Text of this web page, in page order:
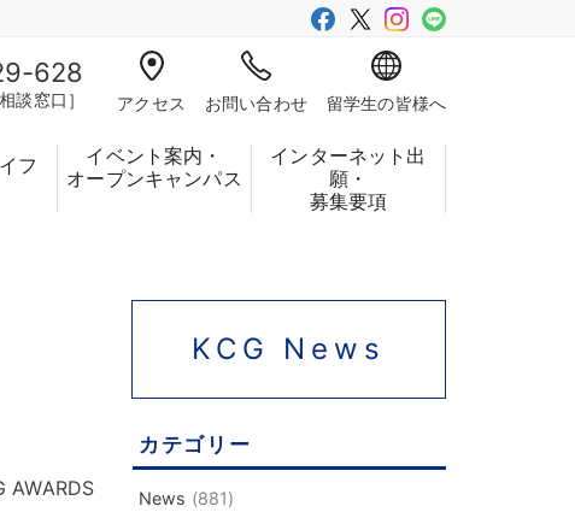
628
談窓口］ アクセス お問い合わせ 留学生の皆様へ
フ
イベント案内・
オープンキャンパス
インターネット出
願・
募集要項
AWARDS
KCG News
カテゴリー
News (881)